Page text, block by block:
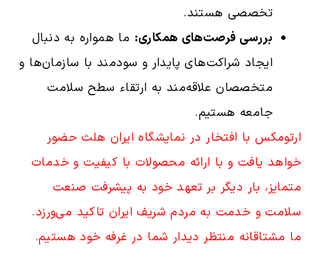
تخصصی هستند.
بررسی فرصت‌های همکاری: ما همواره به دنبال
ایجاد شراکت‌های پایدار و سودمند با سازمان‌ها و
متخصصان علاقه‌مند به ارتقاء سطح سلامت
جامعه هستیم.
ارتومکس با افتخار در نمایشگاه ایران هلث حضور
خواهد یافت و با ارائه محصولات با کیفیت و خدمات
متمایز، بار دیگر بر تعهد خود به پیشرفت صنعت
سلامت و خدمت به مردم شریف ایران تاکید می‌ورزد.
ما مشتاقانه منتظر دیدار شما در غرفه خود هستیم.